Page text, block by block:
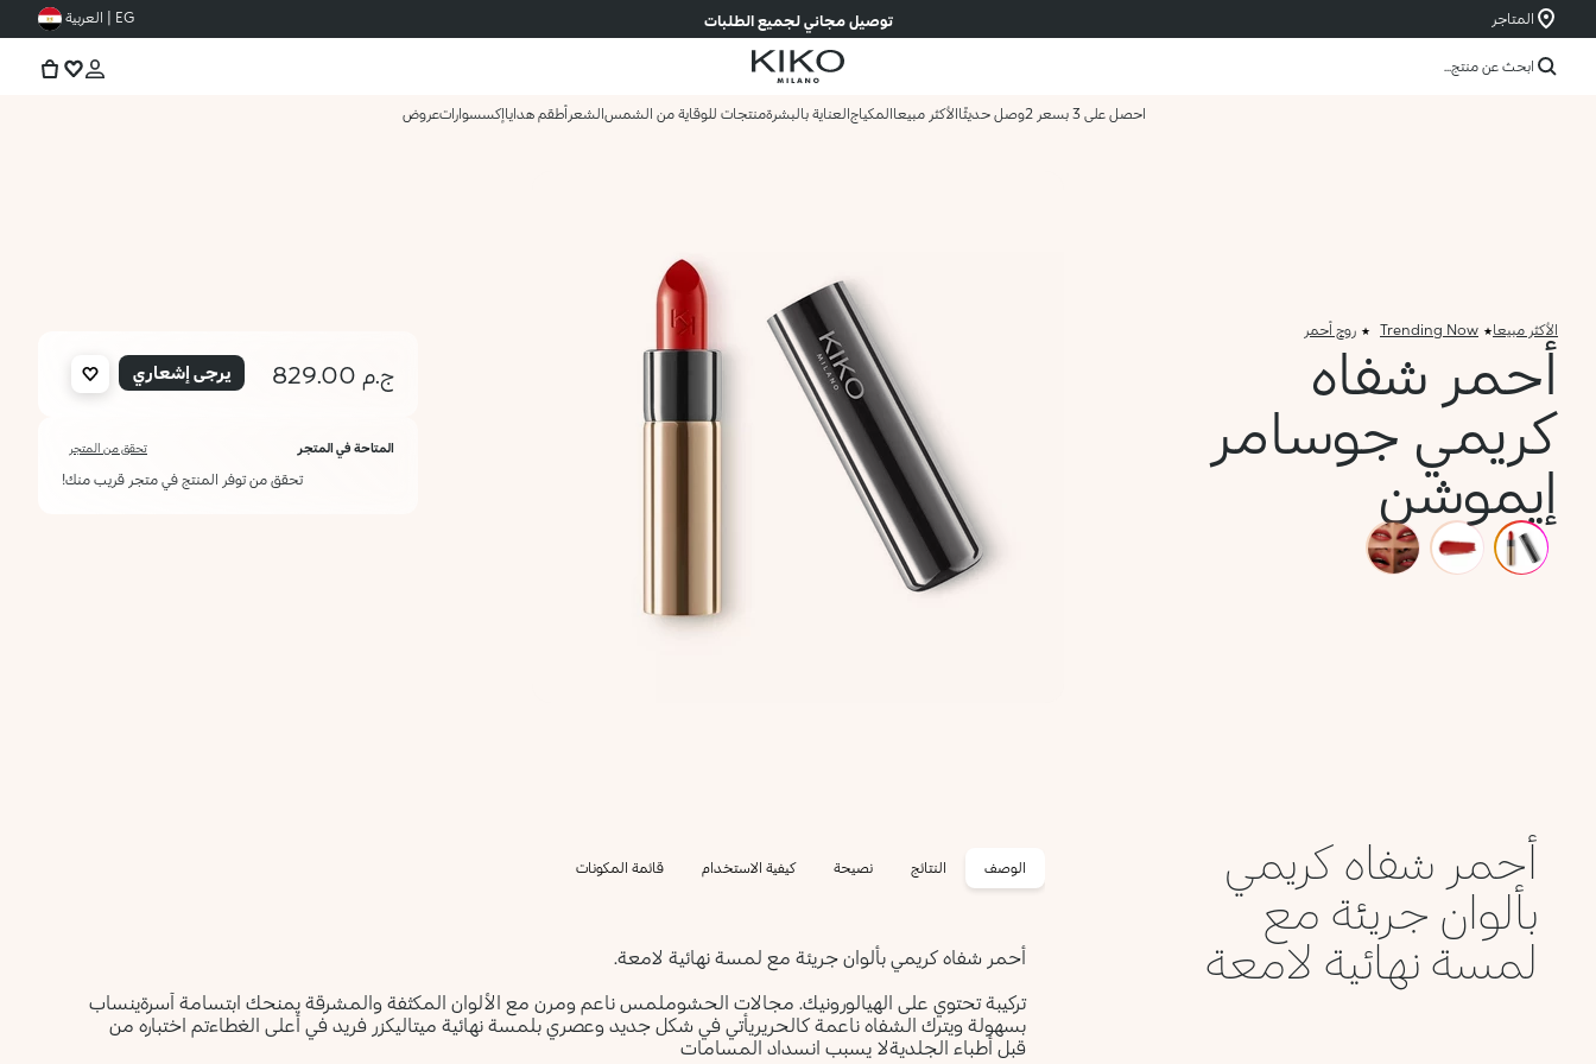
توصيل مجاني لجميع الطلبات المتاجر EG | العربية
ابحث عن منتج...
احصل على 3 بسعر 2 وصل حديثًاالأكثر مبيعاالمكياجالعناية بالبشرةمنتجات للوقاية من الشمسالشعر أطقم هداياإكسسواراتعروض
الأكثر مبيعا Trending Now روج أحمر
أحمر شفاه
كريمي جوسامر
إيموشن
ج.م 829.00 يرجى إشعاري
المتاحة في المتجر تحقق من المتجر
تحقق من توفر المنتج في متجر قريب منك!
أحمر شفاه كريمي
بألوان جريئة مع
لمسة نهائية لامعة
الوصف النتائج نصيحة كيفية الاستخدام قائمة المكونات
أحمر شفاه كريمي بألوان جريئة مع لمسة نهائية لامعة.
تركيبة تحتوي على الهيالورونيك. مجالات الحشوملمس ناعم ومرن مع الألوان المكثفة والمشرقة يمنحك ابتسامة آسرةينساب
بسهولة ويترك الشفاه ناعمة كالحريريأتي في شكل جديد وعصري بلمسة نهائية ميتاليكزر فريد في أعلى الغطاءتم اختباره من
قبل أطباء الجلديةلا يسبب انسداد المسامات